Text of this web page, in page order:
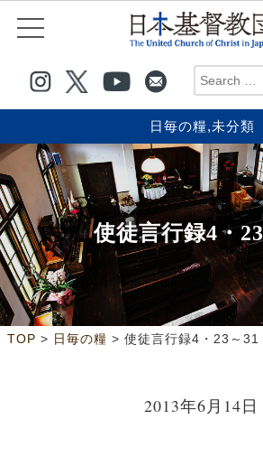
日毎の糧,未分類
使徒言行録4・
TOP > 日毎の糧 > 使徒言行録4・23～31
2013年6月14日